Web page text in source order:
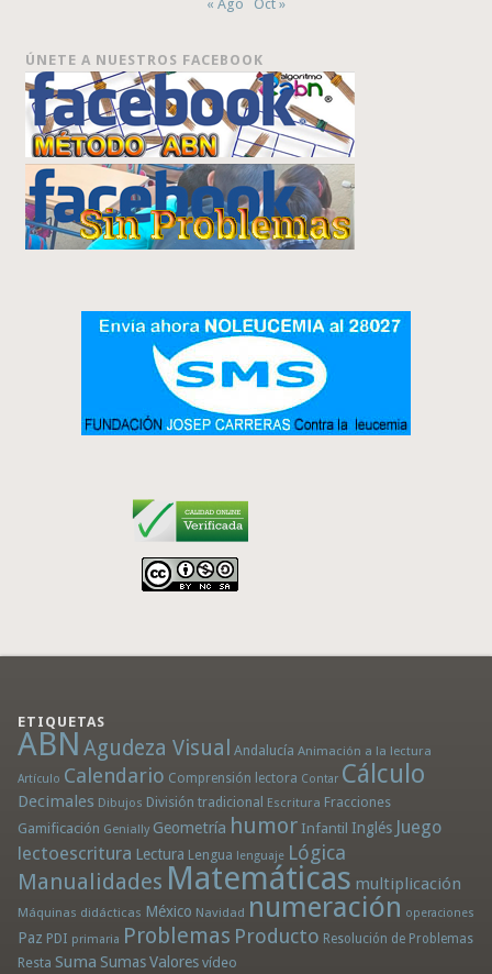
« Ago Oct »
ÚNETE A NUESTROS FACEBOOK
ETIQUETAS
ABN Agudeza Visual Andalucía Animación a la lectura
Artículo Calendario Comprensión lectora Contar Cálculo
Decimales Dibujos División tradicional Escritura Fracciones
Gamificación Genially Geometría humor Infantil Inglés Juego
lectoescritura Lectura Lengua lenguaje Lógica
Manualidades Matemáticas multiplicación
Máquinas didácticas México Navidad numeración operaciones
Paz PDI primaria Problemas Producto Resolución de Problemas
Resta Suma Sumas Valores vídeo